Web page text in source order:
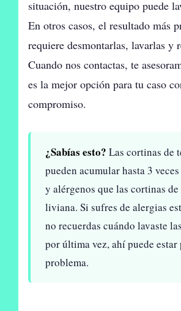
situación, nuestro equipo puede
En otros casos, el resultado más
requiere desmontarlas, lavarlas y
Cuando nos contactas, te
es la mejor opción para tu caso
compromiso.
¿Sabías esto? Las cortinas de
pueden acumular hasta 3
y alérgenos que las cortinas
liviana. Si sufres de alergias
no recuerdas cuándo lavaste
por última vez, ahí puede estar
problema.